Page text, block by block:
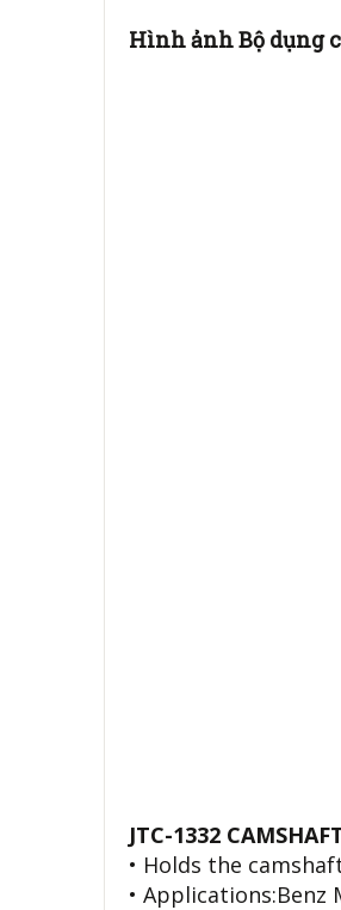
Hình ảnh Bộ dụng
JTC-1332
• Holds the
• Applications:Benz